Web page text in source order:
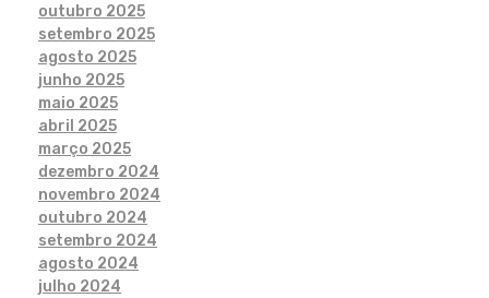
outubro 2025
setembro 2025
agosto 2025
junho 2025
maio 2025
abril 2025
março 2025
dezembro 2024
novembro 2024
outubro 2024
setembro 2024
agosto 2024
julho 2024